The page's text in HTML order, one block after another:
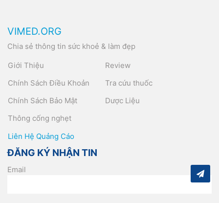
VIMED.ORG
Chia sẻ thông tin sức khoẻ & làm đẹp
Giới Thiệu
Chính Sách Điều Khoản
Chính Sách Bảo Mật
Thông cống nghẹt
Review
Tra cứu thuốc
Dược Liệu
Liên Hệ Quảng Cáo
ĐĂNG KÝ NHẬN TIN
Email